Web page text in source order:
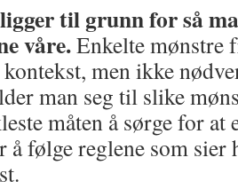
til grunn for så
våre.Enkelte mønstre
men ikke
man seg til slike
måten å sørge for
å følge reglene som